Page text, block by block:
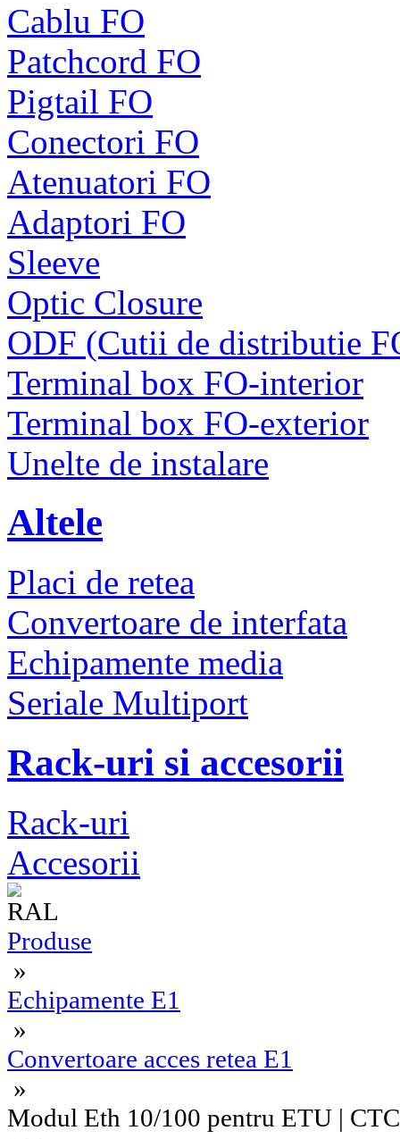
Cablu FO
Patchcord FO
Pigtail FO
Conectori FO
Atenuatori FO
Adaptori FO
Sleeve
Optic Closure
ODF (Cutii de distributie
Terminal box FO-interior
Terminal box FO-exterior
Unelte de instalare
Altele
Placi de retea
Convertoare de interfata
Echipamente media
Seriale Multiport
Rack-uri si accesorii
Rack-uri
Accesorii
Produse
»
Echipamente E1
»
Convertoare acces retea E1
»
Modul Eth 10/100 pentru ETU |